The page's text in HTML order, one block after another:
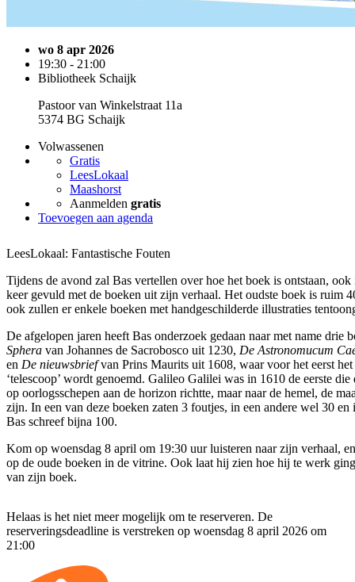
wo 8 apr 2026
19:30 - 21:00
Bibliotheek Schaijk
Pastoor van Winkelstraat 11a
5374 BG Schaijk
Volwassenen
Gratis
LeesLokaal
Maashorst
Aanmelden gratis
Toevoegen aan agenda
LeesLokaal: Fantastische Fouten
Tijdens de avond zal Bas vertellen over hoe het boek is ontstaan,
keer gevuld met de boeken uit zijn verhaal. Het oudste boek is ruim
ook zullen er enkele boeken met handgeschilderde illustraties
De afgelopen jaren heeft Bas onderzoek gedaan naar met name drie
Sphera van Johannes de Sacrobosco uit 1230, De Astronomucum
en De nieuwsbriefvan Prins Maurits uit 1608, waar voor het eerst het
‘telescoop’ wordt genoemd. Galileo Galilei was in 1610 de eerste die
op oorlogsschepen aan de horizon richtte, maar naar de hemel, de
zijn. In een van deze boeken zaten 3 foutjes, in een andere wel 30 en
Bas schreef bijna 100.
Kom op woensdag 8 april om 19:30 uur luisteren naar zijn verhaal,
op de oude boeken in de vitrine. Ook laat hij zien hoe hij te werk
van zijn boek.
Helaas is het niet meer mogelijk om te reserveren. De
reserveringsdeadline is verstreken op woensdag 8 april 2026 om
21:00